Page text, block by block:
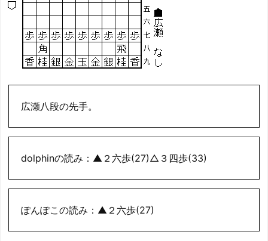
広瀬八段の先手。
dolphinの読み：▲２六歩(27)△３四歩(33)
ぽんぽこの読み：▲２六歩(27)